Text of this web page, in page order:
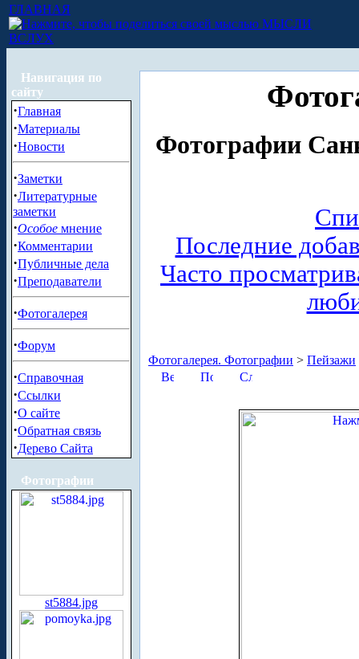
ГЛАВНАЯ
МЫСЛИ
ВСЛУХ
Навигация по
сайту
·Главная
·Материалы
·Новости
·Заметки
·Литературные
заметки
·Особое мнение
·Комментарии
·Публичные дела
·Преподаватели
·Фотогалерея
·Форум
·Справочная
·Ссылки
·О сайте
·Обратная связь
·Дерево Сайта
Фотографии
st5884.jpg
Фотографии
Последние
Часто
Фотогалерея. Фотографии > Пейзажи